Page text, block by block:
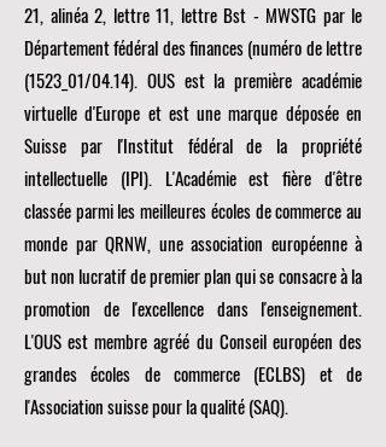
21, alinéa 2, lettre 11, lettre Bst - MWSTG par le
Département fédéral des finances (numéro de lettre
(1523_01/04.14). OUS est la première académie
virtuelle d'Europe et est une marque déposée en
Suisse par l'Institut fédéral de la propriété
intellectuelle (IPI). L'Académie est fière d'être
classée parmi les meilleures écoles de commerce au
monde par QRNW, uneassociation européenne à
but non lucratif de premier plan qui se consacre à la
promotion de l'excellence dans l'enseignement.
L'OUS est membre agréé du Conseil européen des
grandes écoles de commerce (ECLBS) et de
l'Association suisse pour la qualité (SAQ).